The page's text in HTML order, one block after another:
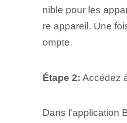
nible pour les
re appareil. Une
ompte.
Étape 2: Accédez
Dans l'application